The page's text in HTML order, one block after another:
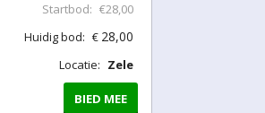
Startbod: €28,00
Huidig bod: € 28,00
Locatie: Zele
BIED MEE